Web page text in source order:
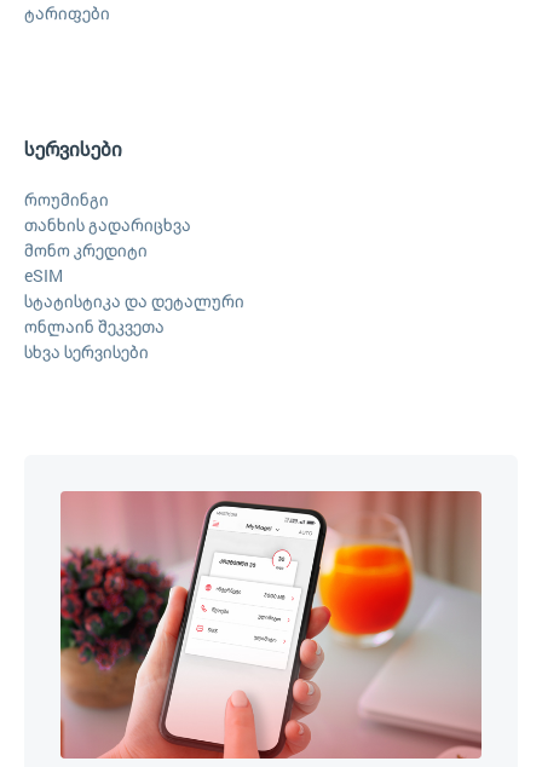
ტარიფები
სერვისები
როუმინგი
თანხის გადარიცხვა
მონო კრედიტი
eSIM
სტატისტიკა და დეტალური
ონლაინ შეკვეთა
სხვა სერვისები